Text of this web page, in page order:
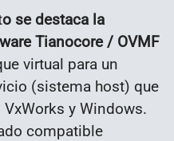
o se destaca la
Tianocore / OVMF
virtual para un
(sistema host) que
y Windows.
compatible